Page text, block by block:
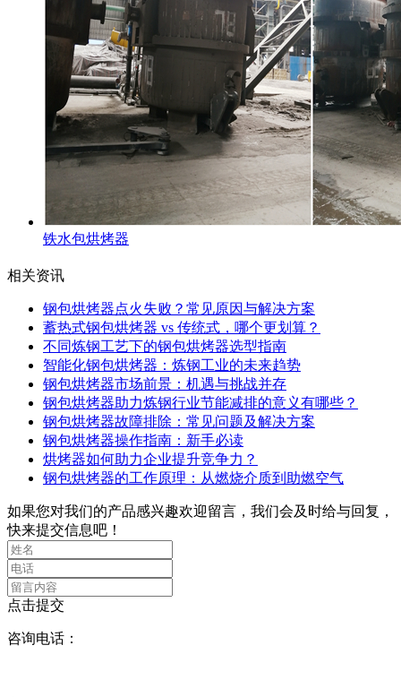
铁水包烘烤器
相关资讯
钢包烘烤器点火失败？常见原因与解决方案
蓄热式钢包烘烤器 vs 传统式，哪个更划算？
不同炼钢工艺下的钢包烘烤器选型指南
智能化钢包烘烤器：炼钢工业的未来趋势
钢包烘烤器市场前景：机遇与挑战并存
钢包烘烤器助力炼钢行业节能减排的意义有哪些？
钢包烘烤器故障排除：常见问题及解决方案
钢包烘烤器操作指南：新手必读
烘烤器如何助力企业提升竞争力？
钢包烘烤器的工作原理：从燃烧介质到助燃空气
如果您对我们的产品感兴趣欢迎留言，我们会及时给与回复，
快来提交信息吧！
点击提交
咨询电话：